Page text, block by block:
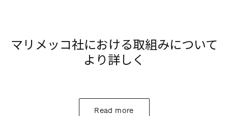
マリメッコ社における取組みについて
より詳しく
Read more